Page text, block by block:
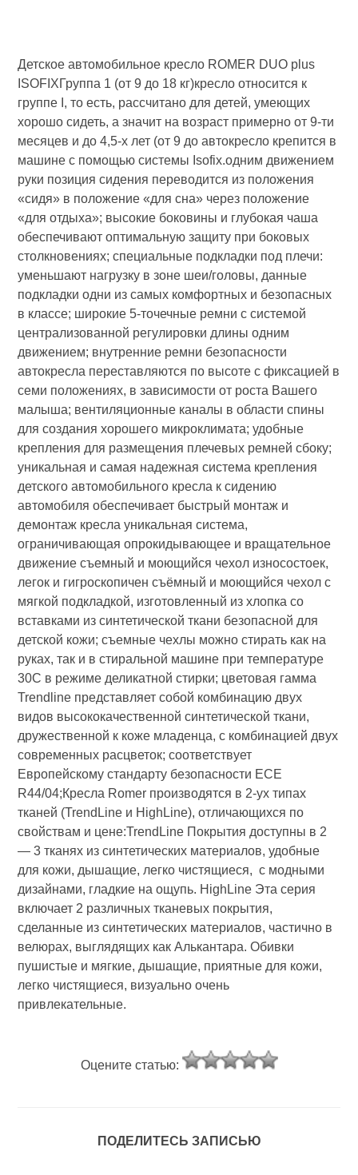
Детское автомобильное кресло ROMER DUO plus
ISOFIXГруппа 1 (от 9 до 18 кг)кресло относится к
группе I, то есть, рассчитано для детей, умеющих
хорошо сидеть, а значит на возраст примерно от 9-ти
месяцев и до 4,5-х лет (от 9 до автокресло крепится в
машине с помощью системы Isofix.одним движением
руки позиция сидения переводится из положения
«сидя» в положение «для сна» через положение
«для отдыха»; высокие боковины и глубокая чаша
обеспечивают оптимальную защиту при боковых
столкновениях; специальные подкладки под плечи:
уменьшают нагрузку в зоне шеи/головы, данные
подкладки одни из самых комфортных и безопасных
в классе; широкие 5-точечные ремни с системой
централизованной регулировки длины одним
движением; внутренние ремни безопасности
автокресла переставляются по высоте с фиксацией в
семи положениях, в зависимости от роста Вашего
малыша; вентиляционные каналы в области спины
для создания хорошего микроклимата; удобные
крепления для размещения плечевых ремней сбоку;
уникальная и самая надежная система крепления
детского автомобильного кресла к сидению
автомобиля обеспечивает быстрый монтаж и
демонтаж кресла уникальная система,
ограничивающая опрокидывающее и вращательное
движение съемный и моющийся чехол износостоек,
легок и гигроскопичен съёмный и моющийся чехол с
мягкой подкладкой, изготовленный из хлопка со
вставками из синтетической ткани безопасной для
детской кожи; съемные чехлы можно стирать как на
руках, так и в стиральной машине при температуре
30С в режиме деликатной стирки; цветовая гамма
Trendline представляет собой комбинацию двух
видов высококачественной синтетической ткани,
дружественной к коже младенца, с комбинацией двух
современных расцветок; соответствует
Европейскому стандарту безопасности ЕСЕ
R44/04;Кресла Romer производятся в 2-ух типах
тканей (TrendLine и HighLine), отличающихся по
свойствам и цене:TrendLine Покрытия доступны в 2
— 3 тканях из синтетических материалов, удобные
для кожи, дышащие, легко чистящиеся, с модными
дизайнами, гладкие на ощупь. HighLine Эта серия
включает 2 различных тканевых покрытия,
сделанные из синтетических материалов, частично в
велюрах, выглядящих как Алькантара. Обивки
пушистые и мягкие, дышащие, приятные для кожи,
легко чистящиеся, визуально очень
привлекательные.
Оцените статью:
ПОДЕЛИТЕСЬ ЗАПИСЬЮ